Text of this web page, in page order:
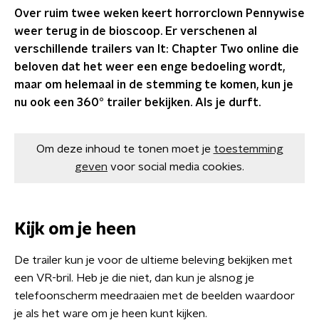
Over ruim twee weken keert horrorclown Pennywise
weer terug in de bioscoop. Er verschenen al
verschillende trailers van It: Chapter Two online die
beloven dat het weer een enge bedoeling wordt,
maar om helemaal in de stemming te komen, kun je
nu ook een 360° trailer bekijken. Als je durft.
Om deze inhoud te tonen moet je toestemming
geven voor social media cookies.
Kijk om je heen
De trailer kun je voor de ultieme beleving bekijken met
een VR-bril. Heb je die niet, dan kun je alsnog je
telefoonscherm meedraaien met de beelden waardoor
je als het ware om je heen kunt kijken.